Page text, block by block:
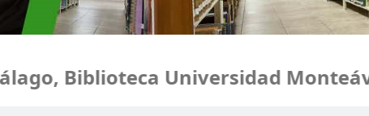
Biblioteca Universidad Monteávila